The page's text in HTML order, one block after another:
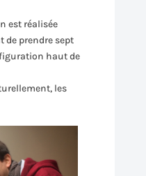
est réalisée
de prendre sept
haut de
les